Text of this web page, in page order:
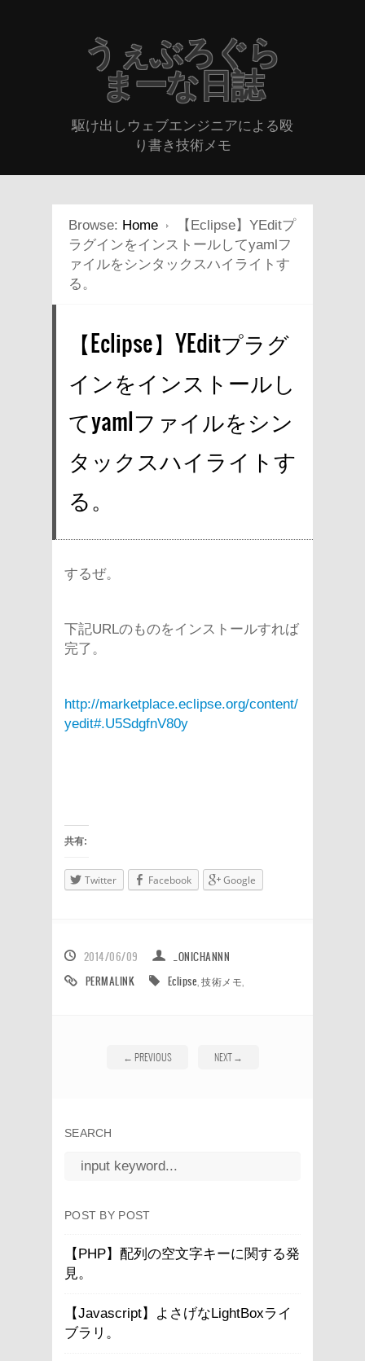
うぇぶろぐら
まーな日誌
駆け出しウェブエンジニアによる殴
り書き技術メモ
Browse: Home
【Eclipse】YEditプ
ラグインをインストールしてyamlフ
ァイルをシンタックスハイライトす
る。
【Eclipse】YEditプラグ
インをインストールし
てyamlファイルをシン
タックスハイライトす
る。
するぜ。
下記URLのものをインストールすれば
完了。
http://marketplace.eclipse.org/content/
yedit#.U5SdgfnV80y
共有:
Twitter Facebook Google
2014/06/09
_ONICHANNN
PERMALINK
Eclipse ,技術メモ
← PREVIOUS NEXT→
SEARCH
POST BY POST
【PHP】配列の空文字キーに関する発
見。
【Javascript】よさげなLightBoxライ
ブラリ。